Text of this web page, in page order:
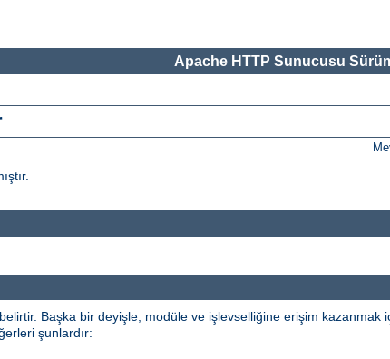
Apache HTTP Sunucusu
Başka bir deyişle, modüle ve işlevselliğine erişim
şunlardır: